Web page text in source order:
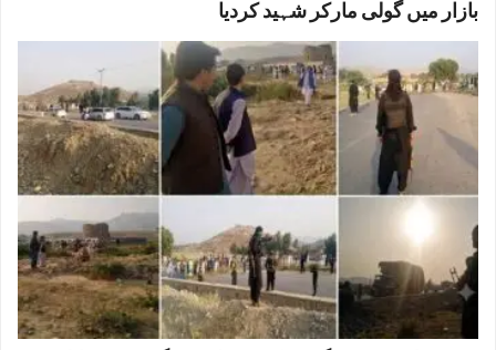
بازار میں گولی مارکر شہید کردیا